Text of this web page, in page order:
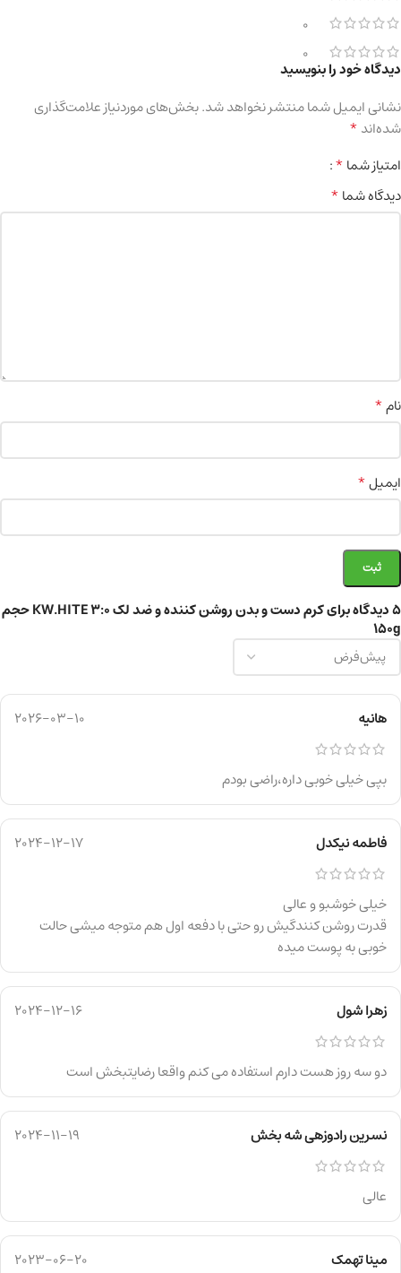
0
0
5 دیدگاه برای کرم دست و بدن روشن کننده و ضد لک KW.HITE 3:0 حجم
150g
هانیه 2026-03-10
بپی خیلی خوبی داره،راضی بودم
فاطمه نیکدل 2024-12-17
خیلی خوشبو و عالی
قدرت روشن کنندگیش رو حتی با دفعه اول هم متوجه میشی حالت
خوبی به پوست میده
زهرا شول 2024-12-16
دو سه روز هست دارم استفاده می کنم واقعا رضایتبخش است
نسرین رادوزهی شه بخش 2024-11-19
عالی
مینا تهمک 2023-06-20
دیدگاه خود را بنویسید
نشانی ایمیل شما منتشر نخواهد شد.بخش‌های موردنیاز علامت‌گذاری
شده‌اند*
امتیاز شما*
دیدگاه شما*
نام*
ایمیل*